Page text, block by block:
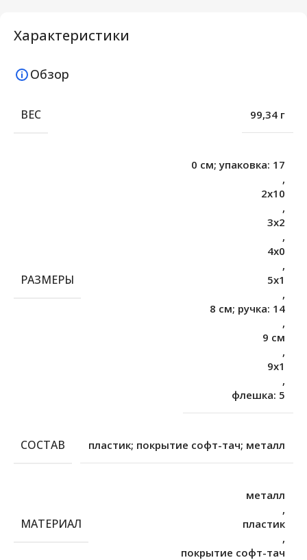
Характеристики
Обзор
ВЕС 99,34 г
РАЗМЕРЫ
0 см; упаковка: 17
,
2х10
,
3х2
,
4х0
,
5х1
,
8 см; ручка: 14
,
9 см
,
9х1
,
флешка: 5
СОСТАВ пластик; покрытие софт-тач; металл
МАТЕРИАЛ
металл
,
пластик
,
покрытие софт-тач